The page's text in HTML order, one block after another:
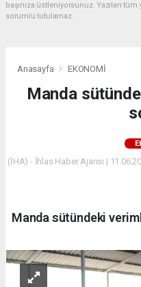
başınıza üstleniyorsunuz. Yazılan
sorumlu tutulamaz.
Anasayfa EKONOMİ
Manda
(İHA) - İhlas Haber Ajansı |
Manda sütündeki